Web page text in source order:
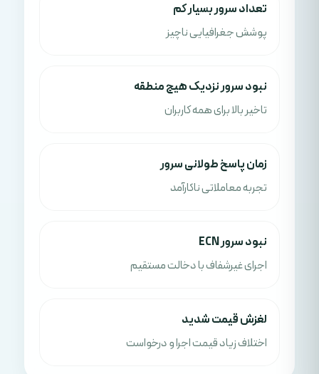
تعداد سرور بسیار کم
پوشش جغرافیایی ناچیز
نبود سرور نزدیک هیچ منطقه
تاخیر بالا برای همه کاربران
زمان پاسخ طولانی سرور
تجربه معاملاتی ناکارآمد
نبود سرور ECN
اجرای غیرشفاف با دخالت مستقیم
لغزش قیمت شدید
اختلاف زیاد قیمت اجرا و درخواست